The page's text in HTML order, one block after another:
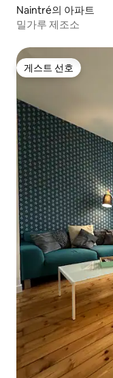
Naintré의 아파트
밀가루 제조소
게스트 선호
게스트 선호